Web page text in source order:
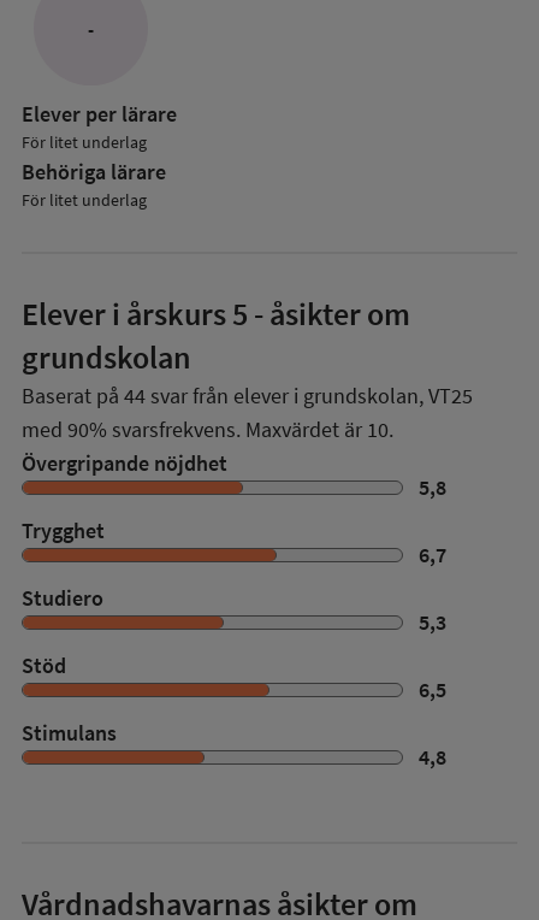
-
Elever per lärare
För litet underlag
Behöriga lärare
För litet underlag
Elever i årskurs 5 - åsikter om
grundskolan
Baserat på 44 svar från elever i grundskolan,VT25
med 90% svarsfrekvens. Maxvärdet är 10.
Övergripande nöjdhet
5,8
Trygghet
6,7
Studiero
5,3
Stöd
6,5
Stimulans
4,8
Vårdnadshavarnas åsikter om